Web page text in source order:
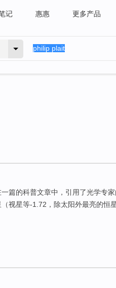
记 惠惠 更多产品
一篇的科普文章中，引用了光学专
视星等-1.72，除太阳外最亮的恒星